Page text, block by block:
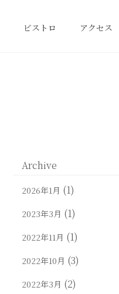
ビストロ アクセス
Archive
2026年1月 (1)
2023年3月 (1)
2022年11月 (1)
2022年10月 (3)
2022年3月 (2)